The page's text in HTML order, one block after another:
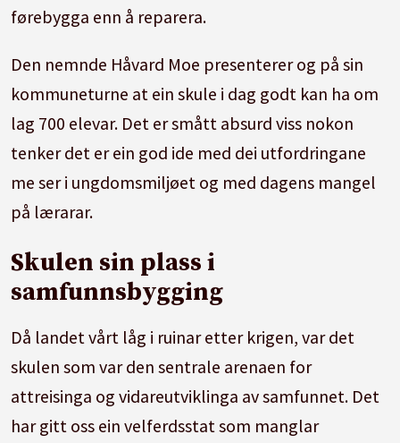
førebygga enn å reparera.
Den nemnde Håvard Moe presenterer og på sin
kommuneturne at ein skule i dag godt kan ha om
lag 700 elevar. Det er smått absurd viss nokon
tenker det er ein god ide med dei utfordringane
me ser i ungdomsmiljøet og med dagens mangel
på lærarar.
Skulen sin plass i
samfunnsbygging
Då landet vårt låg i ruinar etter krigen, var det
skulen som var den sentrale arenaen for
attreisinga og vidareutviklinga av samfunnet. Det
har gitt oss ein velferdsstat som manglar